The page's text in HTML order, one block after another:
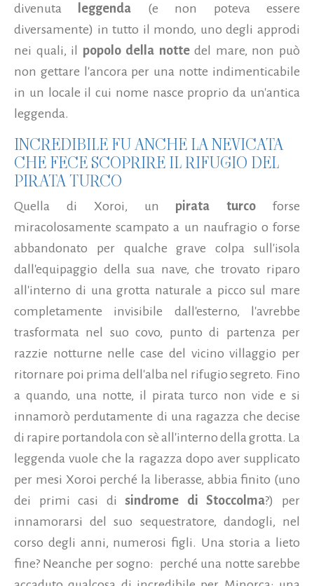
divenuta
leggenda (e non poteva essere
diversamente) in tutto il mondo, uno degli approdi
nei quali, il popolo della nottedel mare, non può
non gettare l'ancora per una notte indimenticabile
in un locale il cui nome nasce proprio da un'antica
leggenda.
INCREDIBILE FU ANCHE LA NEVICATA
CHE FECE SCOPRIRE IL RIFUGIO DEL
PIRATA TURCO
Quella di Xoroi, un pirata turco forse
miracolosamente scampato a un naufragio o forse
abbandonato per qualche grave colpa sull'isola
dall'equipaggio della sua nave, che trovato riparo
all'interno di una grotta naturale a picco sul mare
completamente invisibile dall'esterno, l'avrebbe
trasformata nel suo covo, punto di partenza per
razzie notturne nelle case del vicino villaggio per
ritornare poi prima dell'alba nel rifugio segreto. Fino
a quando, una notte, il pirata turco non vide e si
innamorò perdutamente di una ragazza che decise
di rapire portandola con sè all'interno della grotta. La
leggenda vuole che la ragazza dopo aver supplicato
per mesi Xoroi perché la liberasse, abbia finito (uno
dei primi casi di sindrome di Stoccolma?) per
innamorarsi del suo sequestratore, dandogli, nel
corso degli anni, numerosi figli. Una storia a lieto
fine? Neanche per sogno: perché una notte sarebbe